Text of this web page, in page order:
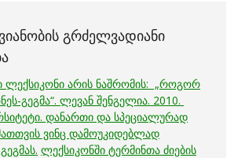
ᲒᲠᲫᲔᲚᲕᲐᲓᲘᲐᲜᲘ
ლექსიკონი არის ნაშრომის: „როგორ
გეგმა“. ლევან შენგელია. 2010.
დანართი და სპეციალურად
ვინც დამოუკიდებლად
ლექსიკონში ტერმინთა ძიების